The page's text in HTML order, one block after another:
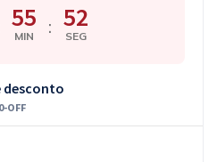
55
MIN : 52
SEG
desconto
OFF